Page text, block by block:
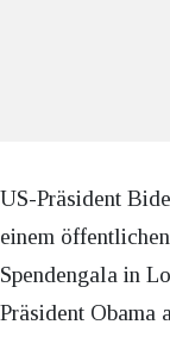
US-Präsident
einem
Spendengala in
Präsident Obama